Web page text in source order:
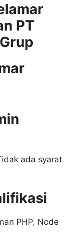
PT
ada syarat
PHP, Node